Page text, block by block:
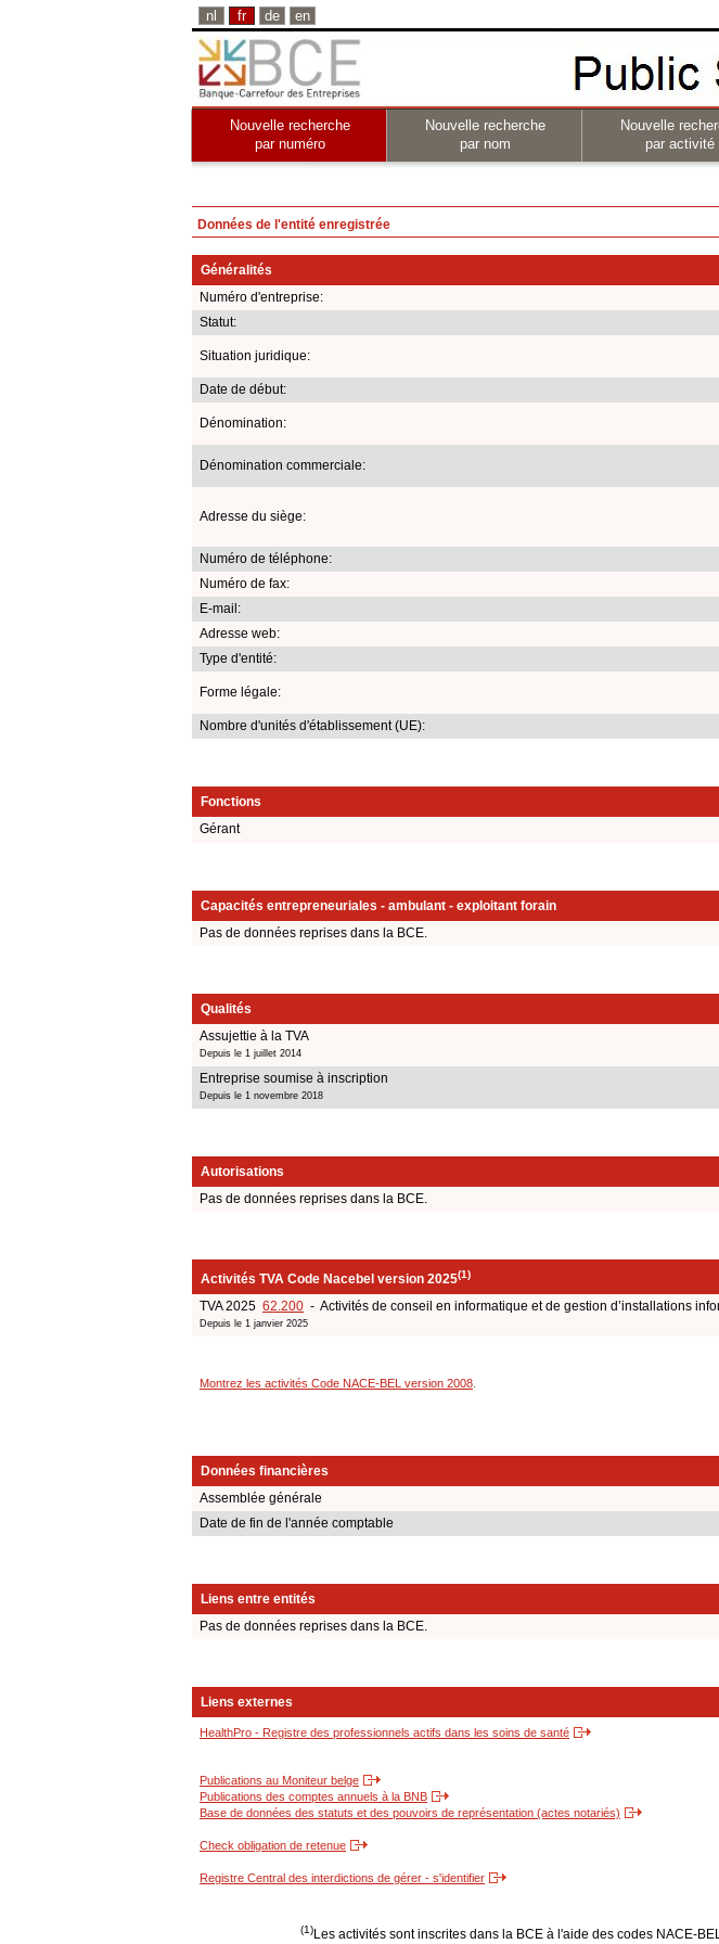
nl fr de en
Nouvelle recherche
par numéro
Nouvelle recherche
par nom
Nouvelle
par activité
Données de l'entité enregistrée
Généralités
Numéro d'entreprise:
Statut:
Situation juridique:
Date de début:
Dénomination:
Dénomination commerciale:
Adresse du siège:
Numéro de téléphone:
Numéro de fax:
E-mail:
Adresse web:
Type d'entité:
Forme légale:
Nombre d'unités d'établissement (UE):
Fonctions
Gérant
Capacités entrepreneuriales - ambulant - exploitant forain
Pas de données reprises dans la BCE.
Qualités
Assujettie à la TVA
Depuis le 1 juillet 2014
Entreprise soumise à inscription
Depuis le 1 novembre 2018
Autorisations
Pas de données reprises dans la BCE.
Activités TVA Code Nacebel version 2025(1)
TVA 2025 62.200 - Activités de conseil en informatique et de gestion d’installations
Depuis le 1 janvier 2025
Montrez les activités Code NACE-BEL version 2008
Données financières
Assemblée générale
Date de fin de l'année comptable
Liens entre entités
Pas de données reprises dans la BCE.
Liens externes
HealthPro - Registre des professionnels actifs dans les soins de santé
Publications au Moniteur belge
Publications des comptes annuels à la BNB
Base de données des statuts et des pouvoirs de représentation (actes notariés)
Check obligation de retenue
Registre Central des interdictions de gérer - s'identifier
(1)Les activités sont inscrites dans la BCE à l'aide des codes NACE-